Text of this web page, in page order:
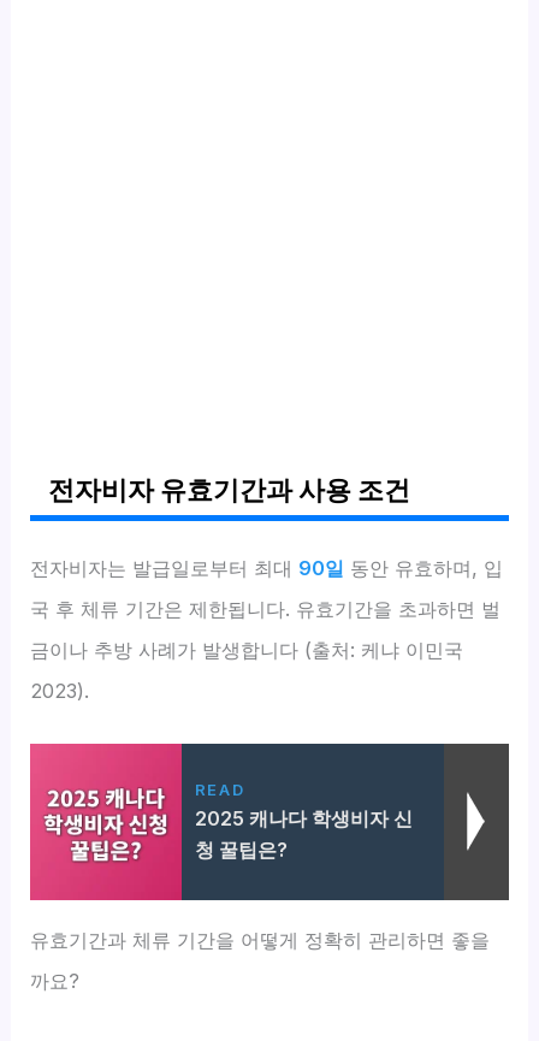
전자비자 유효기간과 사용 조건
전자비자는 발급일로부터 최대 90일 동안 유효하며, 입
국 후 체류 기간은 제한됩니다. 유효기간을 초과하면 벌
금이나 추방 사례가 발생합니다 (출처: 케냐 이민국
2023).
READ
2025 캐나다 학생비자 신
청 꿀팁은?
유효기간과 체류 기간을 어떻게 정확히 관리하면 좋을
까요?